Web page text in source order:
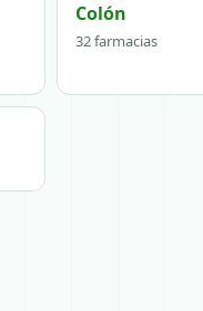
Colón
32 farmacias